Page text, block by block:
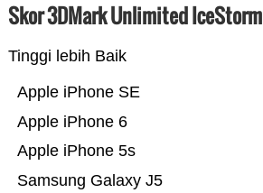
Skor 3DMark Unlimited IceStorm
Tinggi lebih Baik
Samsung Galaxy J5
Apple iPhone 5s
Apple iPhone 6
Apple iPhone SE